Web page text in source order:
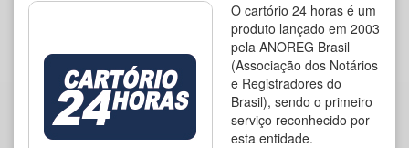
O cartório 24 horas é um
produto lançado em 2003
pela ANOREG Brasil
(Associação dos Notários
e Registradores do
Brasil), sendo o primeiro
serviço reconhecido por
esta entidade.